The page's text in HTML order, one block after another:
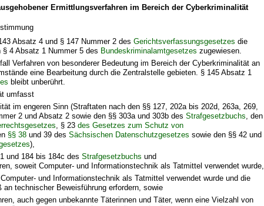
Ermittlungsverfahren im Bereich der Cyberkriminalität
Absatz 4 und § 147 Nummer 2 des Gerichtsverfassungsgesetzes die
§ 4 Absatz 1 Nummer 5 des Bundeskriminalamtgesetzes zugewiesen.
Verfahren von besonderer Bedeutung im Bereich der Cyberkriminalität an
eine Bearbeitung durch die Zentralstelle gebieten. § 145 Absatz 1
bleibt unberührt.
umfasst
im engeren Sinn (Straftaten nach den §§ 127, 202a bis 202d, 263a, 269,
2 und Absatz 2 sowie den §§ 303a und 303b desStrafgesetzbuchs, den
, § 23des Gesetzes zum Schutz von
§§ 38 und 39 desSächsischen Datenschutzgesetzes sowie den §§ 42 und
),
und 184 bis 184c desStrafgesetzbuchs und
soweit Computer- und Informationstechnik als Tatmittel verwendet wurde,
und Informationstechnik als Tatmittel verwendet wurde und die
an technischer Beweisführung erfordern, sowie
auch gegen unbekannte Täterinnen und Täter, wenn eine Vielzahl von